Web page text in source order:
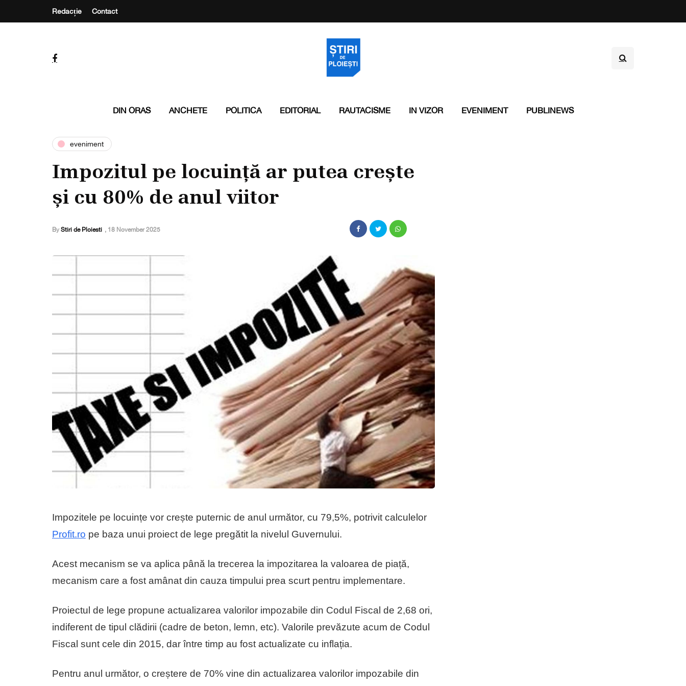
Redacție Contact
DIN ORAS ANCHETE POLITICA EDITORIAL RAUTACISME IN VIZOR EVENIMENT PUBLINEWS
eveniment
Impozitul pe locuință ar putea crește
și cu 80% de anul viitor
By Stiri de Ploiesti , 18 November 2025
Impozitele pe locuințe vor crește puternic de anul următor, cu 79,5%, potrivit calculelor
Profit.ro pe baza unui proiect de lege pregătit la nivelul Guvernului.
Acest mecanism se va aplica până la trecerea la impozitarea la valoarea de piață,
mecanism care a fost amânat din cauza timpului prea scurt pentru implementare.
Proiectul de lege propune actualizarea valorilor impozabile din Codul Fiscal de 2,68 ori,
indiferent de tipul clădirii (cadre de beton, lemn, etc). Valorile prevăzute acum de Codul
Fiscal sunt cele din 2015, dar între timp au fost actualizate cu inflația.
Pentru anul următor, o creștere de 70% vine din actualizarea valorilor impozabile din